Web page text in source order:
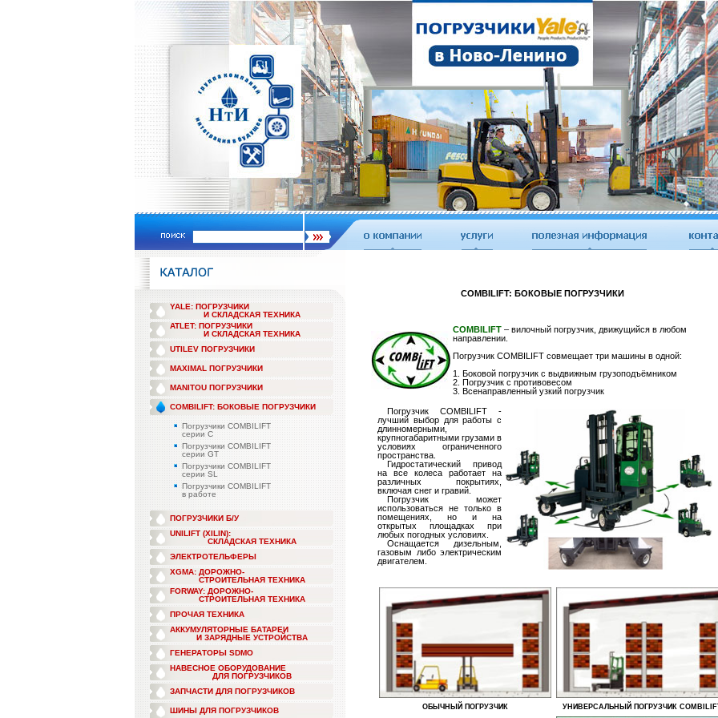
YALE: ПОГРУЗЧИКИ
И СКЛАДСКАЯ ТЕХНИКА
ATLET: ПОГРУЗЧИКИ
И СКЛАДСКАЯ ТЕХНИКА
UTILEV ПОГРУЗЧИКИ
MAXIMAL ПОГРУЗЧИКИ
MANITOU ПОГРУЗЧИКИ
COMBILIFT: БОКОВЫЕ ПОГРУЗЧИКИ
Погрузчики COMBILIFT
серии C
Погрузчики COMBILIFT
серии GT
Погрузчики COMBILIFT
серии SL
Погрузчики COMBILIFT
в работе
ПОГРУЗЧИКИ Б/У
UNILIFT (XILIN):
СКЛАДСКАЯ ТЕХНИКА
ЭЛЕКТРОТЕЛЬФЕРЫ
XGMA: ДОРОЖНО-
СТРОИТЕЛЬНАЯ ТЕХНИКА
FORWAY: ДОРОЖНО-
СТРОИТЕЛЬНАЯ ТЕХНИКА
ПРОЧАЯ ТЕХНИКА
АККУМУЛЯТОРНЫЕ БАТАРЕИ
И ЗАРЯДНЫЕ УСТРОЙСТВА
ГЕНЕРАТОРЫ SDMO
НАВЕСНОЕ ОБОРУДОВАНИЕ
ДЛЯ ПОГРУЗЧИКОВ
ЗАПЧАСТИ ДЛЯ ПОГРУЗЧИКОВ
ШИНЫ ДЛЯ ПОГРУЗЧИКОВ
COMBILIFT: БОКОВЫЕ ПОГРУЗЧИКИ
СOMBILIFT – вилочный погрузчик, движущийся в любом
направлении.
Погрузчик COMBILIFT совмещает три машины в одной:
1. Боковой погрузчик с выдвижным грузоподъёмником
2. Погрузчик с противовесом
3. Всенаправленный узкий погрузчик
Погрузчик COMBILIFT -
лучший выбор для работы с
длинномерными,
крупногабаритными грузами в
условиях ограниченного
пространства.
Гидростатический привод
на все колеса работает на
различных покрытиях,
включая снег и гравий.
Погрузчик может
использоваться не только в
помещениях, но и на
открытых площадках при
любых погодных условиях.
Оснащается дизельным,
газовым либо электрическим
двигателем.
ОБЫЧНЫЙ ПОГРУЗЧИК УНИВЕРСАЛЬНЫЙ ПОГРУЗЧИК